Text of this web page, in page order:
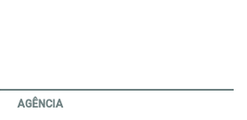
AGÊNCIA